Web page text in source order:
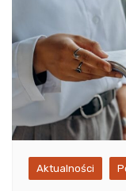
Aktualności